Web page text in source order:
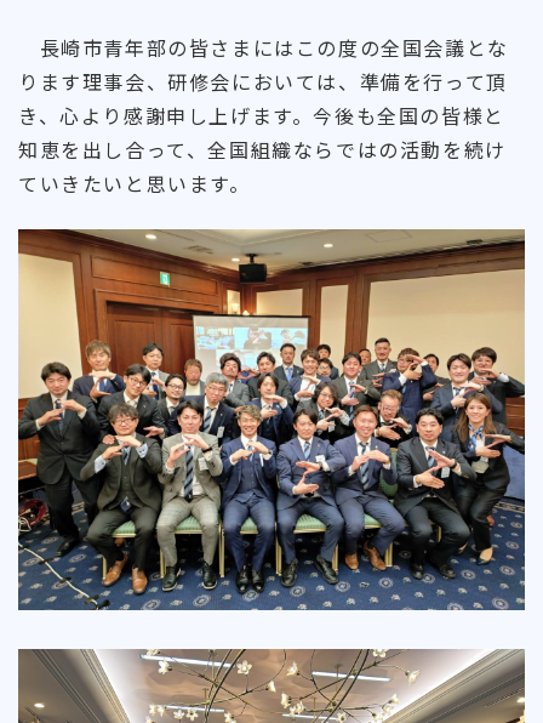
長崎市青年部の皆さまにはこの度の全国会議とな
ります理事会、研修会においては、準備を行って頂
き、心より感謝申し上げます。今後も全国の皆様と
知恵を出し合って、全国組織ならではの活動を続け
ていきたいと思います。